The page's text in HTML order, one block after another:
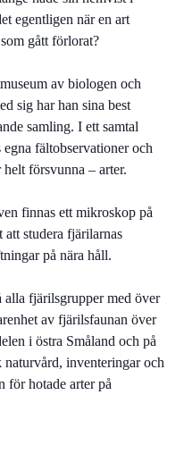
egentligen när en art
gått förlorat?
av biologen och
sig har han sina best
samling. I ett samtal
fältobservationer och
försvunna – arter.
finnas ett mikroskop på
studera fjärilarnas
på nära håll.
alla fjärilsgrupper med över
av fjärilsfaunan över
i östra Småland och på
inventeringar och
för hotade arter på